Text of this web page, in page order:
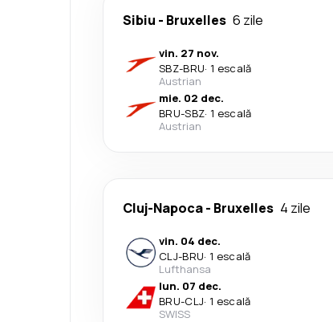
Sibiu - Bruxelles 6 zile
vin. 27 nov.
SBZ-BRU· 1 escală
Austrian
mie. 02 dec.
BRU-SBZ· 1 escală
Austrian
Cluj-Napoca- Bruxelles 4 zile
vin. 04 dec.
CLJ-BRU· 1 escală
Lufthansa
lun. 07 dec.
BRU-CLJ· 1 escală
SWISS